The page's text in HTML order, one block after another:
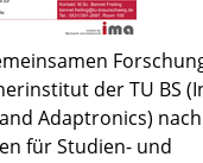
der TU BS
Adaptronics)
für Studien- und